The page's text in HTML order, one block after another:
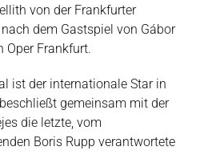
von der Frankfurter
dem Gastspiel von Gábor
Oper Frankfurt.
ist der internationale Star in
gemeinsam mit der
die letzte, vom
Boris Rupp verantwortete